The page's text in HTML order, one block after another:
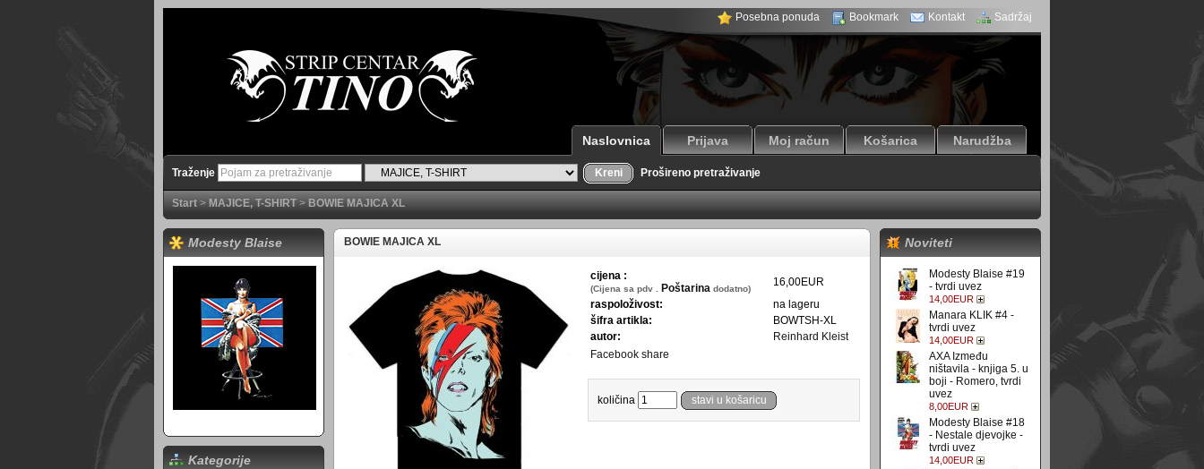
Posebna ponuda Bookmark Kontakt Sadržaj
Naslovnica Prijava Moj račun Košarica Narudžba
Traženje Kreni Prošireno pretraživanje
Start > MAJICE, T-SHIRT> BOWIE MAJICA XL
Modesty Blaise
Kategorije
Noviteti
Modesty Blaise #19
- tvrdi uvez
14,00EUR
Manara KLIK #4 -
tvrdi uvez
14,00EUR
AXA Između
ništavila - knjiga 5. u
boji - Romero, tvrdi
uvez
8,00EUR
Modesty Blaise #18
- Nestale djevojke -
tvrdi uvez
14,00EUR
BOWIE MAJICA XL
cijena :
(Cijena sa pdv . Poštarina dodatno)
16,00EUR
raspoloživost:
na lageru
šifra artikla:
BOWTSH-XL
autor:
Reinhard Kleist
Facebook share
količina stavi u košaricu